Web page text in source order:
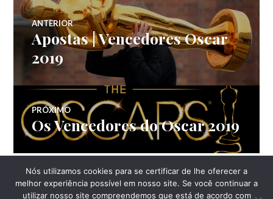
Navegação
de
Post
ANTERIOR
Post
anterior:
Apostas | Vencedores Oscar
2019
PRÓXIMO
Próximo
post:
Os Vencedores do Oscar 2019
LATERAL
Nós utilizamos cookies para se certificar de lhe oferecer a
melhor experiência possível em nosso site. Se você continuar a
utilizar nosso site compreendemos que está de acordo com